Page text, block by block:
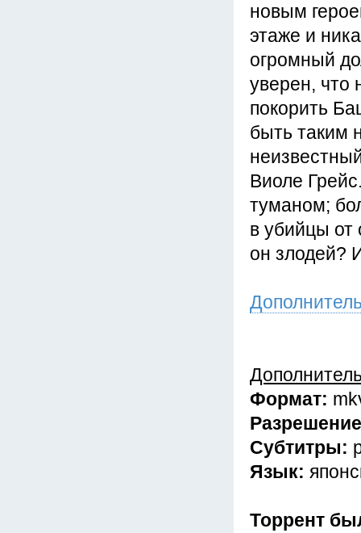
новым
этаже и
огромный
уверен, что
покорить
быть таким
Виоле
туманом;
в убийцы от
он злодей?
Формат:
Субтитры:
Язык:
Торрент